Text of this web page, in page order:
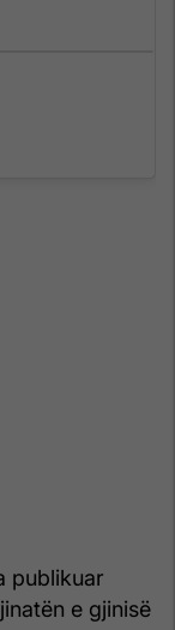
publikuar
e gjinisë